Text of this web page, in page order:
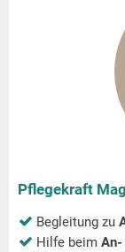
Pflegekraft
Begleitung zu
Hilfe beim An-